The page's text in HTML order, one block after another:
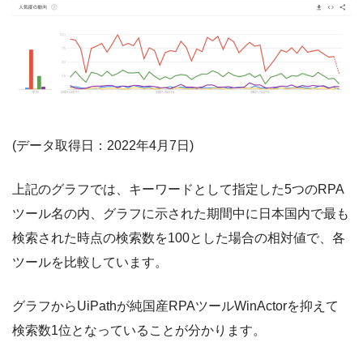
(データ取得日：2022年4月7日)
上記のグラフでは、キーワードとして指定した5つのRPA
ツール名の内、グラフに示された期間中に日本国内で最も
検索された時点の検索数を100とした場合の相対値で、各
ツールを比較しています。
グラフからUiPathが純国産RPAツールWinActorを抑えて
検索数1位となっていることが分かります。